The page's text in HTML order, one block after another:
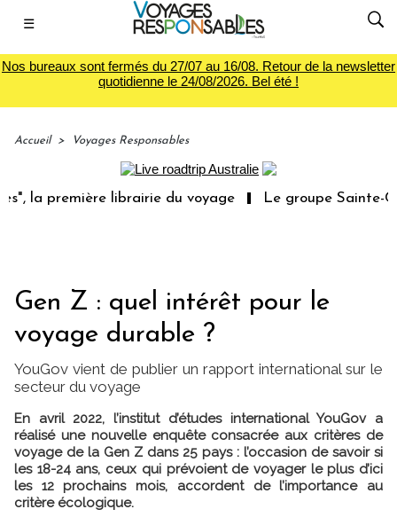
☰
Nos bureaux sont fermés du 27/07 au 16/08. Retour de la newsletter
quotidienne le 24/08/2026. Bel été !
Accueil > Voyages Responsables
librairie du voyage Le groupe Sainte-Claire
Gen Z : quel intérêt pour le
voyage durable ?
YouGov vient de publier un rapport international sur le
secteur du voyage
En avril 2022, l’institut d’études international YouGov a
réalisé une nouvelle enquête consacrée aux critères de
voyage de la Gen Z dans 25 pays : l’occasion de savoir si
les 18-24 ans, ceux qui prévoient de voyager le plus d’ici
les 12 prochains mois, accordent de l’importance au
critère écologique.